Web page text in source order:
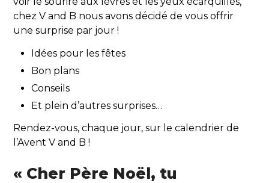
chez V and B nous avons décidé de vous offrir
une surprise par jour !
Idées pour les fêtes
Bon plans
Conseils
Et plein d’autres surprises…
Rendez-vous, chaque jour, sur le calendrier de
l’Avent V and B !
« Cher Père Noël, tu